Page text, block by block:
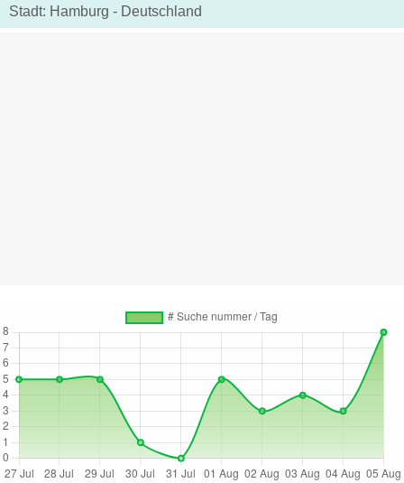
Stadt: Hamburg - Deutschland